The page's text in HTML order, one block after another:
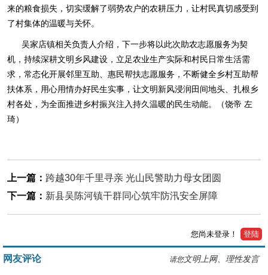
来的粮食损失，切实缓解了弱势农户的农耕压力，让村民真切感受到
了村集体的温暖与关怀。
吴家店镇相关负责人介绍，下一步将以此次助农志愿服务为契
机，持续深耕文明乡风建设，立足农业生产实际和村民日常生活需
求，常态化开展邻里互助、惠民帮扶志愿服务，不断健全乡村互助帮
扶体系，用心用情办好民生实事，让文明新风浸润田间地头、扎根乡
村各处，为全面推进乡村振兴注入持久温暖的民生动能。（饶帝 左
琦）
上一篇： 跨越30年千里寻亲 光山民警助力母女团圆
下一篇： 新县吴陈河镇干群同心筑牢防汛安全屏障
您尚未登录！ 登陆
请您文明上网、理性发言
网友评论